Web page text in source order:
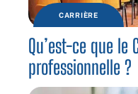
CARRIÈRE
Qu’est-ce que le
professionnelle ?